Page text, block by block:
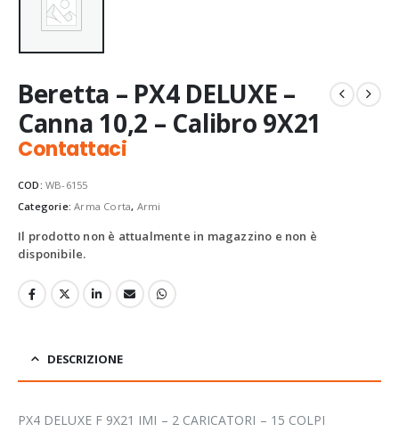
Beretta – PX4 DELUXE –
Canna 10,2 – Calibro 9X21
Contattaci
COD: WB-6155
Categorie:Arma Corta, Armi
Il prodotto non è attualmente in magazzino e non è
disponibile.
DESCRIZIONE
PX4 DELUXE F 9X21 IMI – 2 CARICATORI – 15 COLPI